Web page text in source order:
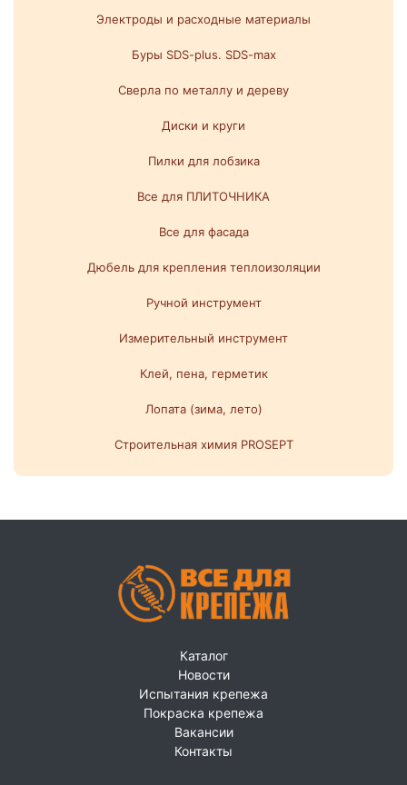
Электроды и расходные материалы
Буры SDS-plus. SDS-max
Сверла по металлу и дереву
Диски и круги
Пилки для лобзика
Все для ПЛИТОЧНИКА
Все для фасада
Дюбель для крепления теплоизоляции
Ручной инструмент
Измерительный инструмент
Клей, пена, герметик
Лопата (зима, лето)
Строительная химия PROSEPT
Каталог
Новости
Испытания крепежа
Покраска крепежа
Вакансии
Контакты